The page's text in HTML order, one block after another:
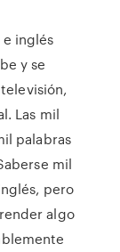
inglés
y se
Las mil
palabras
mil
pero
algo